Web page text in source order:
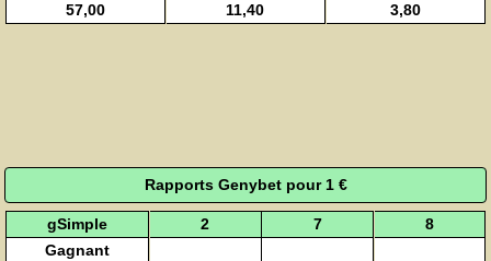
57,00
11,40 3,80
Rapports Genybet pour 1 €
gSimple 2 7
8
Gagnant